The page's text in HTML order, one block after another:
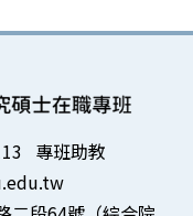
專班助教